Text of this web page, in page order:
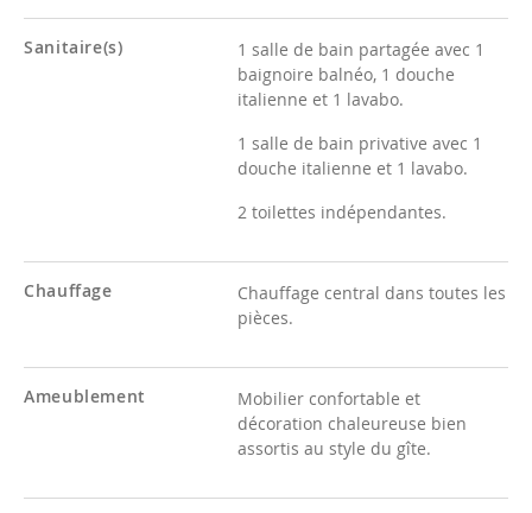
Sanitaire(s)
1 salle de bain partagée avec 1
baignoire balnéo, 1 douche
italienne et 1 lavabo.
1 salle de bain privative avec 1
douche italienne et 1 lavabo.
2 toilettes indépendantes.
Chauffage
Chauffage central dans toutes les
pièces.
Ameublement
Mobilier confortable et
décoration chaleureuse bien
assortis au style du gîte.